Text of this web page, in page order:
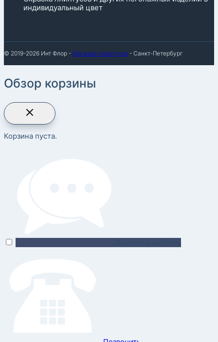
индивидуальный цвет
© 2019-2026 Инт Флор - Магазин плинтусов - Санкт-Петербург
Обзор корзины
Корзина пуста.